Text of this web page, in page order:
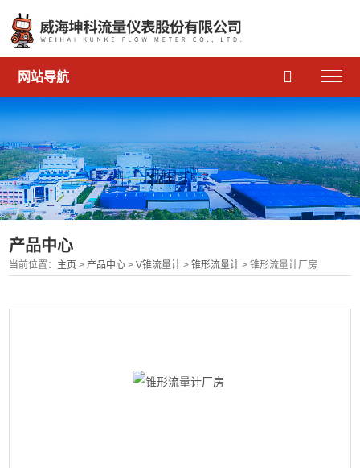
网站导航 
产品中心
当前位置： 主页 > 产品中心 >V锥流量计 >锥形流量计 > 锥形流量计厂房